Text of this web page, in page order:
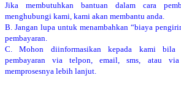
Jika membutuhkan bantuan dalam cara
menghubungi kami, kami akan membantu anda.
B. Jangan lupa untuk menambahkan “biaya
pembayaran.
C. Mohon diinformasikan kepada kami bila
pembayaran via telpon, email, sms, atau
memprosesnya lebih lanjut.